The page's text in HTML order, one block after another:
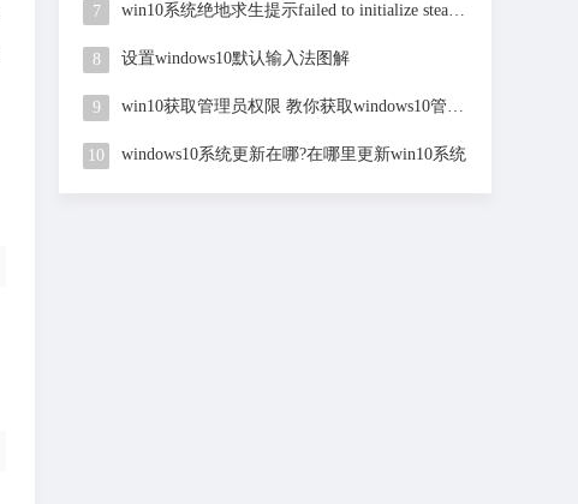
7 win10系统绝地求生提示failed to initialize steam怎
8 设置windows10默认输入法图解
9 win10获取管理员权限 教你获取windows10管理员权限方
10 windows10系统更新在哪?在哪里更新win10系统